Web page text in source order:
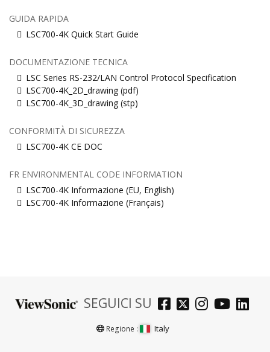
GUIDA RAPIDA
LSC700-4K Quick Start Guide
DOCUMENTAZIONE TECNICA
LSC Series RS-232/LAN Control Protocol Specification
LSC700-4K_2D_drawing (pdf)
LSC700-4K_3D_drawing (stp)
CONFORMITÀ DI SICUREZZA
LSC700-4K CE DOC
FR ENVIRONMENTAL CODE INFORMATION
LSC700-4K Informazione (EU, English)
LSC700-4K Informazione (Français)
SEGUICI SU
Regione : Italy